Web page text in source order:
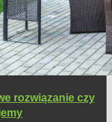
rozwiązanie czy